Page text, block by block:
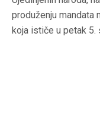
produženju mandata
koja ističe u petak 5.